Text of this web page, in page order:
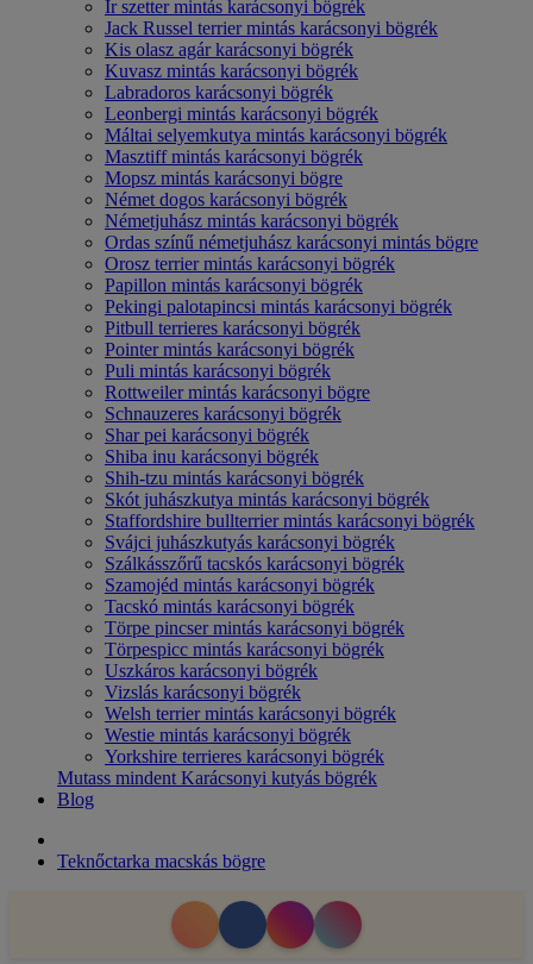
Ír szetter mintás karácsonyi bögrék
Jack Russel terrier mintás karácsonyi bögrék
Kis olasz agár karácsonyi bögrék
Kuvasz mintás karácsonyi bögrék
Labradoros karácsonyi bögrék
Leonbergi mintás karácsonyi bögrék
Máltai selyemkutya mintás karácsonyi bögrék
Masztiff mintás karácsonyi bögrék
Mopsz mintás karácsonyi bögre
Német dogos karácsonyi bögrék
Németjuhász mintás karácsonyi bögrék
Ordas színű németjuhász karácsonyi mintás bögre
Orosz terrier mintás karácsonyi bögrék
Papillon mintás karácsonyi bögrék
Pekingi palotapincsi mintás karácsonyi bögrék
Pitbull terrieres karácsonyi bögrék
Pointer mintás karácsonyi bögrék
Puli mintás karácsonyi bögrék
Rottweiler mintás karácsonyi bögre
Schnauzeres karácsonyi bögrék
Shar pei karácsonyi bögrék
Shiba inu karácsonyi bögrék
Shih-tzu mintás karácsonyi bögrék
Skót juhászkutya mintás karácsonyi bögrék
Staffordshire bullterrier mintás karácsonyi bögrék
Svájci juhászkutyás karácsonyi bögrék
Szálkásszőrű tacskós karácsonyi bögrék
Szamojéd mintás karácsonyi bögrék
Tacskó mintás karácsonyi bögrék
Törpe pincser mintás karácsonyi bögrék
Törpespicc mintás karácsonyi bögrék
Uszkáros karácsonyi bögrék
Vizslás karácsonyi bögrék
Welsh terrier mintás karácsonyi bögrék
Westie mintás karácsonyi bögrék
Yorkshire terrieres karácsonyi bögrék
Mutass mindent Karácsonyi kutyás bögrék
Blog
Teknőctarka macskás bögre